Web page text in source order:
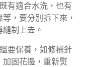
有適合水洗，也有
，要分別拆下來，
制上去。
要保養，如修補針
加固花邊，重新熨